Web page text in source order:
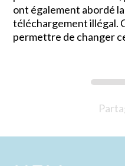
ont également abordé
téléchargement illégal.
permettre de changer